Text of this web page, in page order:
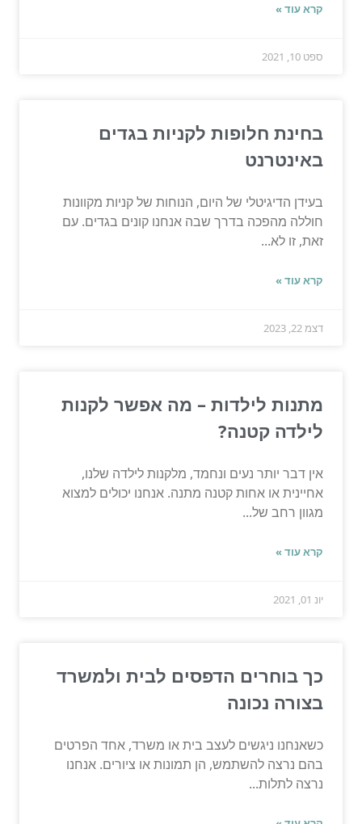
קרא עוד »
ספט 10, 2021
בחינת חלופות לקניות בגדים
באינטרנט
בעידן הדיגיטלי של היום, הנוחות של קניות מקוונות
חוללה מהפכה בדרך שבה אנחנו קונים בגדים. עם
זאת, זו לא...
קרא עוד »
דצמ 22, 2023
מתנות לילדות – מה אפשר לקנות
לילדה קטנה?
אין דבר יותר נעים ונחמד, מלקנות לילדה שלנו,
אחיינית או אחות קטנה מתנה. אנחנו יכולים למצוא
מגוון רחב של...
קרא עוד »
יונ 01, 2021
כך בוחרים הדפסים לבית ולמשרד
בצורה נכונה
כשאנחנו ניגשים לעצב בית או משרד, אחד הפרטים
בהם נרצה להשתמש, הן תמונות או ציורים. אנחנו
נרצה לתלות...